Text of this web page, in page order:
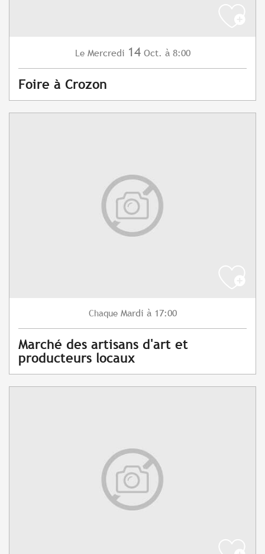
Le Mercredi 14 Oct. à 8:00
Foire à Crozon
Chaque Mardi à 17:00
Marché des artisans d'art et
producteurs locaux